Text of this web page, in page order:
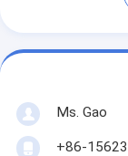
Ms. Gao
+86-